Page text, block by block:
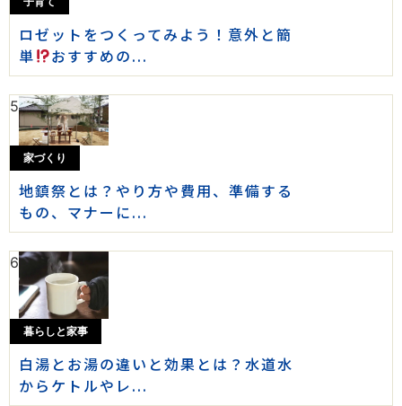
ロゼットをつくってみよう！意外と簡
単
おすすめの...
5
家づくり
地鎮祭とは？やり方や費用、準備する
もの、マナーに...
6
暮らしと家事
白湯とお湯の違いと効果とは？水道水
からケトルやレ...